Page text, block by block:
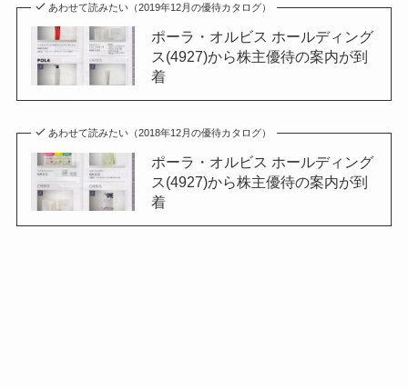
あわせて読みたい（2019年12月の優待カタログ）
ポーラ・オルビス ホールディング
ス(4927)から株主優待の案内が到
着
あわせて読みたい（2018年12月の優待カタログ）
ポーラ・オルビス ホールディング
ス(4927)から株主優待の案内が到
着